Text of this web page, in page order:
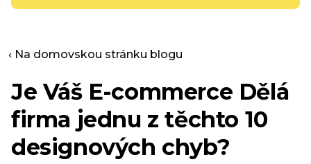
‹ Na domovskou stránku blogu
Je Váš E-commerce Dělá
firma jednu z těchto 10
designových chyb?